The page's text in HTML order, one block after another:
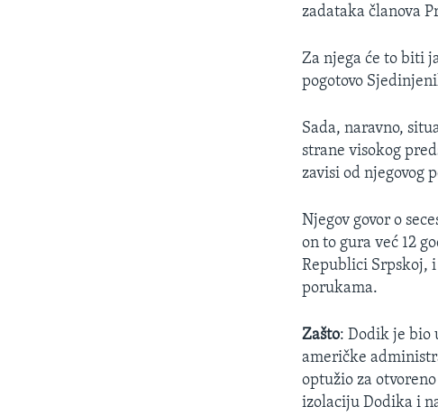
zadataka članova
Za njega će to biti
pogotovo
Sada, naravno,
strane visokog
zavisi od njegovog
Njegov govor o
on to gura već 12
Republici Srpskoj,
porukama.
Zašto: Dodik je bio
američke
optužio za
izolaciju Dodika i